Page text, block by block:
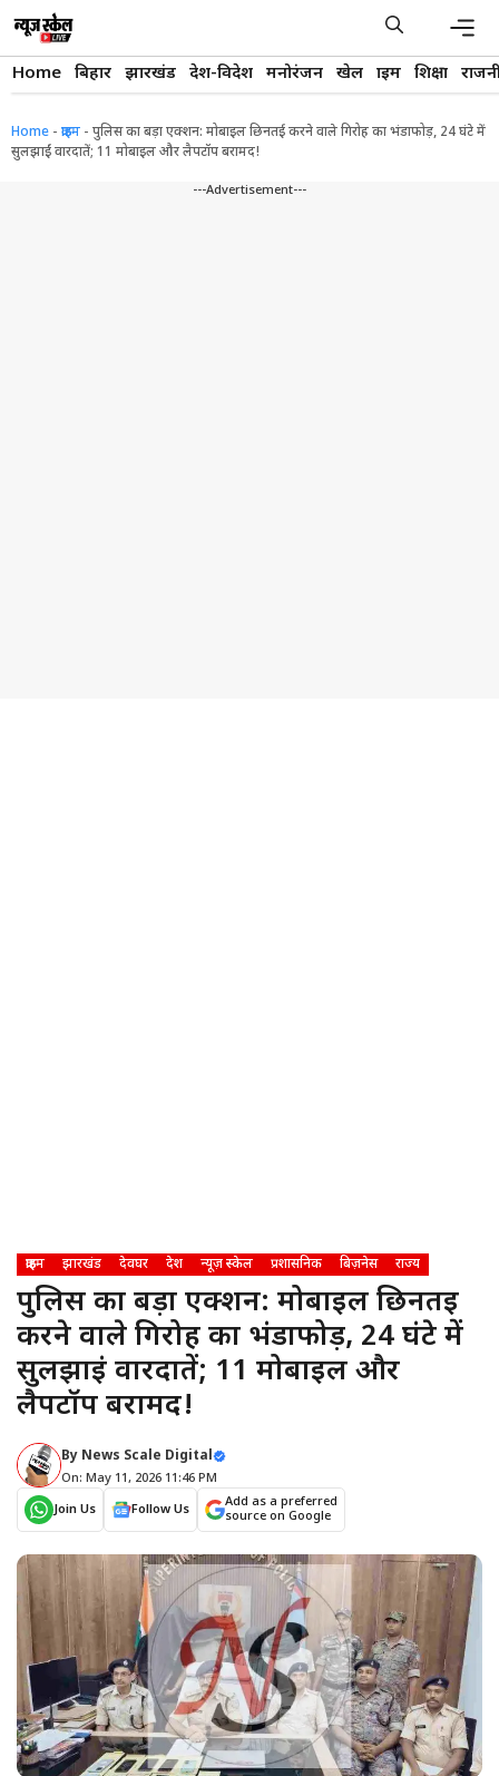
content
Home बिहार झारखंड देश-विदेश मनोरंजन खेल क्राइम शिक्षा
Home - क्राइम - पुलिस का बड़ा एक्शन: मोबाइल छिनतई करने वाले गिरोह का भंडाफोड़, 24 घंटे में
सुलझाईं वारदातें; 11 मोबाइल और लैपटॉप बरामद!
---Advertisement---
क्राइम झारखंड देवघर देश न्यूज़ स्केल प्रशासनिक बिज़नेस राज्य
पुलिस का बड़ा एक्शन: मोबाइल छिनतई
करने वाले गिरोह का भंडाफोड़, 24 घंटे में
सुलझाईं वारदातें; 11 मोबाइल और
लैपटॉप बरामद!
By News Scale Digital
On: May 11, 2026 11:46 PM
Join Us
Follow Us
Add as a preferred
source on Google